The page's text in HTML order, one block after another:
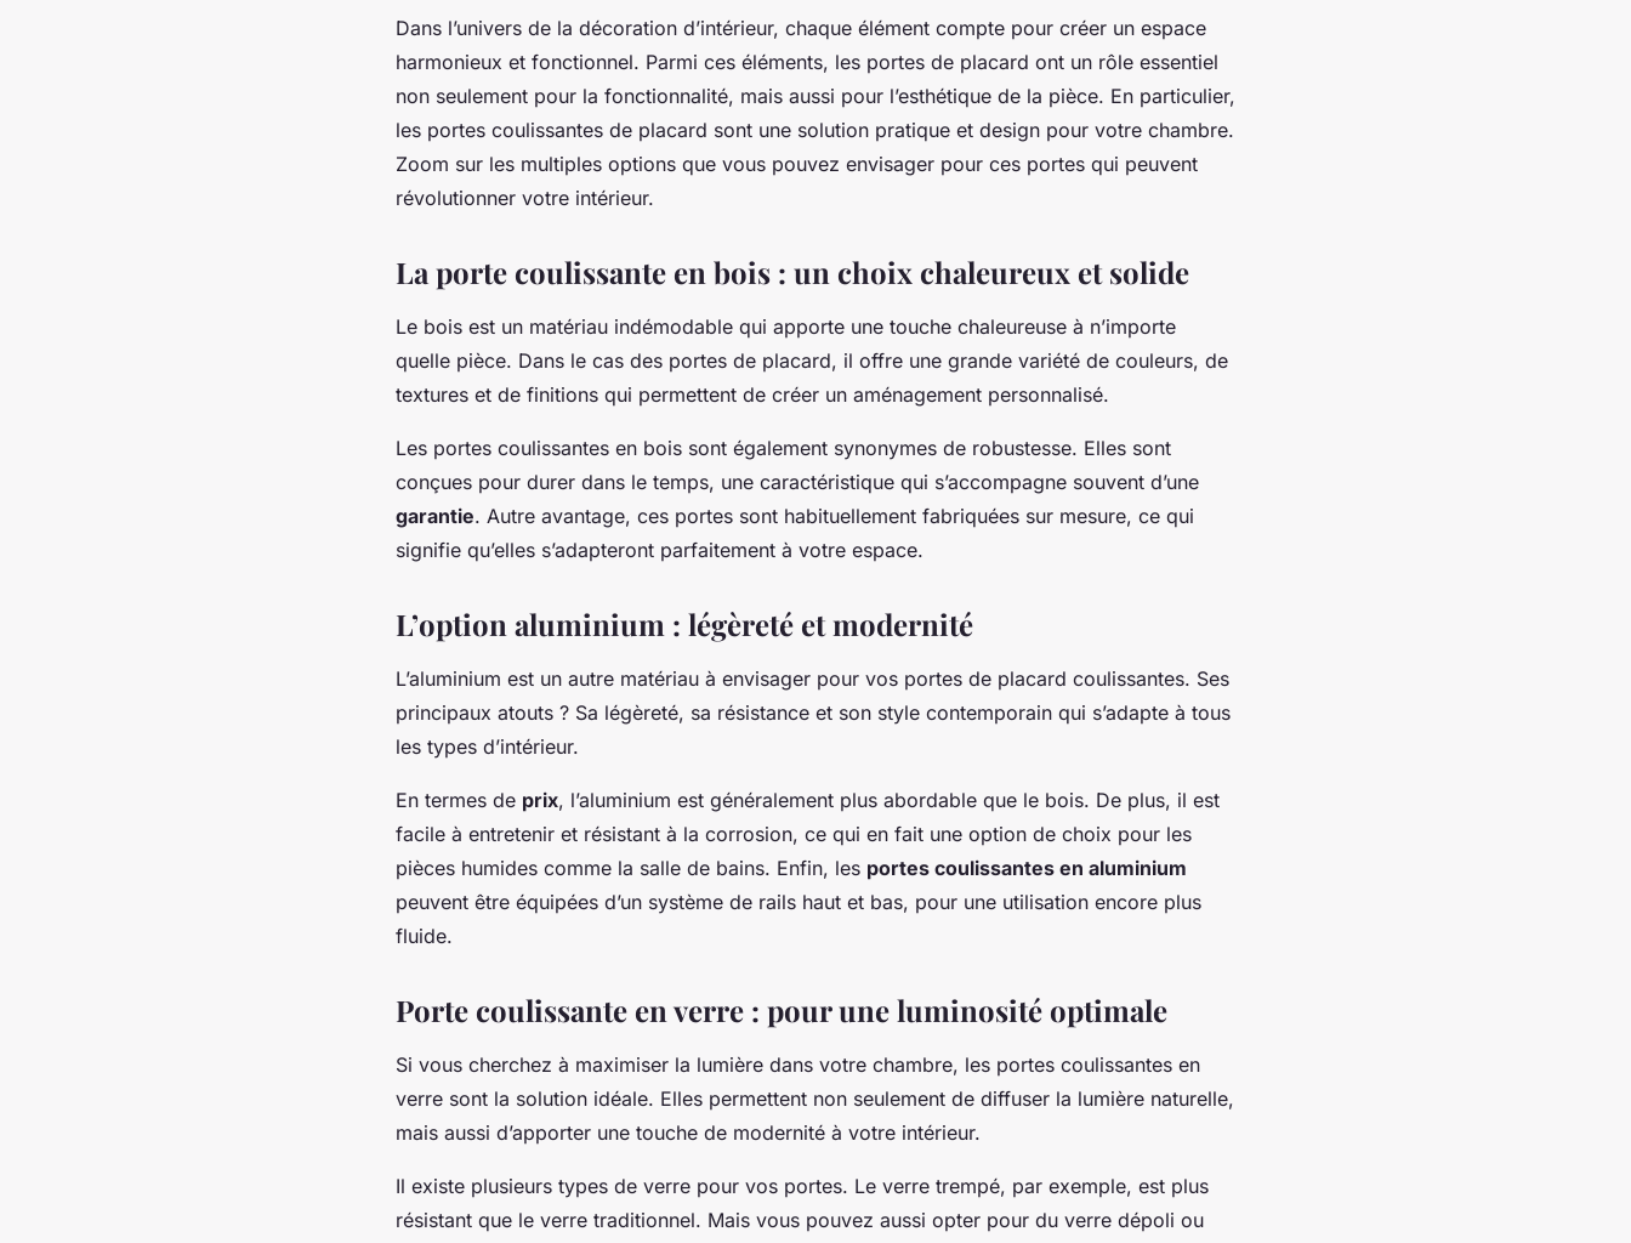
Dans l’univers de la décoration d’intérieur, chaque élément compte pour créer un espace
harmonieux et fonctionnel. Parmi ces éléments, les portes de placard ont un rôle essentiel
non seulement pour la fonctionnalité, mais aussi pour l’esthétique de la pièce. En particulier,
les portes coulissantes de placard sont une solution pratique et design pour votre chambre.
Zoom sur les multiples options que vous pouvez envisager pour ces portes qui peuvent
révolutionner votre intérieur.
La porte coulissante en bois : un choix chaleureux et solide
Le bois est un matériau indémodable qui apporte une touche chaleureuse à n’importe
quelle pièce. Dans le cas des portes de placard, il offre une grande variété de couleurs, de
textures et de finitions qui permettent de créer un aménagement personnalisé.
Les portes coulissantes en bois sont également synonymes de robustesse. Elles sont
conçues pour durer dans le temps, une caractéristique qui s’accompagne souvent d’une
garantie. Autre avantage, ces portes sont habituellement fabriquées sur mesure, ce qui
signifie qu’elles s’adapteront parfaitement à votre espace.
L’option aluminium : légèreté et modernité
L’aluminium est un autre matériau à envisager pour vos portes de placard coulissantes. Ses
principaux atouts ? Sa légèreté, sa résistance et son style contemporain qui s’adapte à tous
les types d’intérieur.
En termes de prix, l’aluminium est généralement plus abordable que le bois. De plus, il est
facile à entretenir et résistant à la corrosion, ce qui en fait une option de choix pour les
pièces humides comme la salle de bains. Enfin, les portes coulissantes en aluminium
peuvent être équipées d’un système de rails haut et bas, pour une utilisation encore plus
fluide.
Porte coulissante en verre : pour une luminosité optimale
Si vous cherchez à maximiser la lumière dans votre chambre, les portes coulissantes en
verre sont la solution idéale. Elles permettent non seulement de diffuser la lumière naturelle,
mais aussi d’apporter une touche de modernité à votre intérieur.
Il existe plusieurs types de verre pour vos portes. Le verre trempé, par exemple, est plus
résistant que le verre traditionnel. Mais vous pouvez aussi opter pour du verre dépoli ou